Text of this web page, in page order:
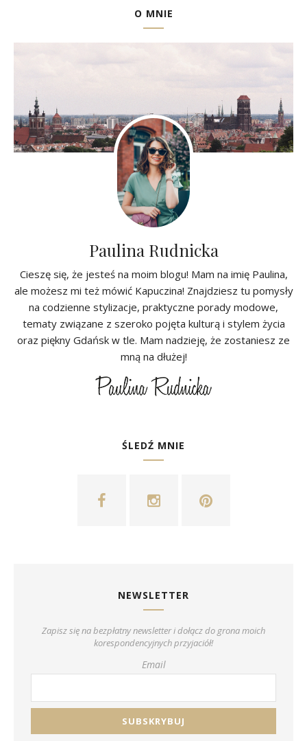
O MNIE
Paulina Rudnicka
Cieszę się, że jesteś na moim blogu! Mam na imię Paulina,
ale możesz mi też mówić Kapuczina! Znajdziesz tu pomysły
na codzienne stylizacje, praktyczne porady modowe,
tematy związane z szeroko pojęta kulturą i stylem życia
oraz piękny Gdańsk w tle. Mam nadzieję, że zostaniesz ze
mną na dłużej!
ŚLEDŹ MNIE
NEWSLETTER
Zapisz się na bezpłatny newsletter i dołącz do grona moich
korespondencyjnych przyjaciół!
Email